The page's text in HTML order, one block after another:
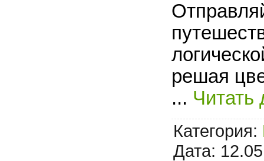
решая
... Читать
Категория:
Дата: